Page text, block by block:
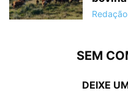
Redação
SEM
DEIXE